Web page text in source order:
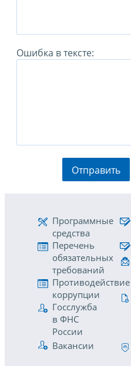
Ошибка в тексте:
Отправить
Программные
средства
Перечень
обязательных
требований
Противодействие
коррупции
Госслужба
в ФНС
России
Вакансии